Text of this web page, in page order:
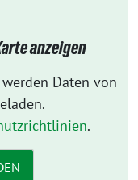
anzeigen
Daten von
.